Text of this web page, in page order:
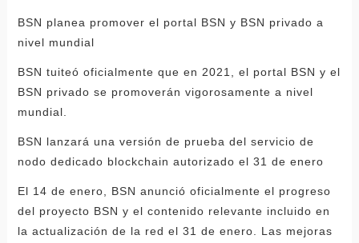
BSN planea promover el portal BSN y BSN privado a
nivel mundial
BSN tuiteó oficialmente que en 2021, el portal BSN y el
BSN privado se promoverán vigorosamente a nivel
mundial.
BSN lanzará una versión de prueba del servicio de
nodo dedicado blockchain autorizado el 31 de enero
El 14 de enero, BSN anunció oficialmente el progreso
del proyecto BSN y el contenido relevante incluido en
la actualización de la red el 31 de enero. Las mejoras